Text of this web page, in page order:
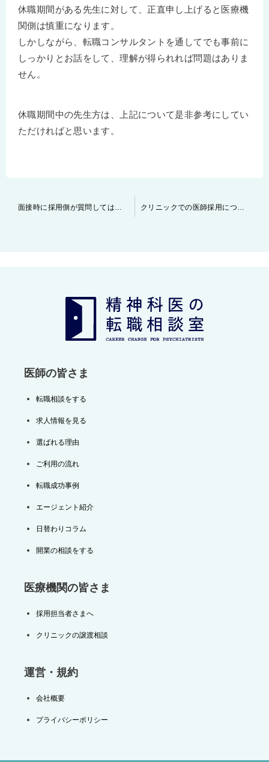
休職期間がある先生に対して、正直申し上げると医療機
関側は慎重になります。
しかしながら、転職コンサルタントを通してでも事前に
しっかりとお話をして、理解が得られれば問題はありま
せん。
休職期間中の先生方は、上記について是非参考にしてい
ただければと思います。
医師の皆さま
転職相談をする
求人情報を見る
選ばれる理由
ご利用の流れ
転職成功事例
エージェント紹介
日替わりコラム
開業の相談をする
医療機関の皆さま
採用担当者さまへ
クリニックの譲渡相談
運営・規約
会社概要
プライバシーポリシー